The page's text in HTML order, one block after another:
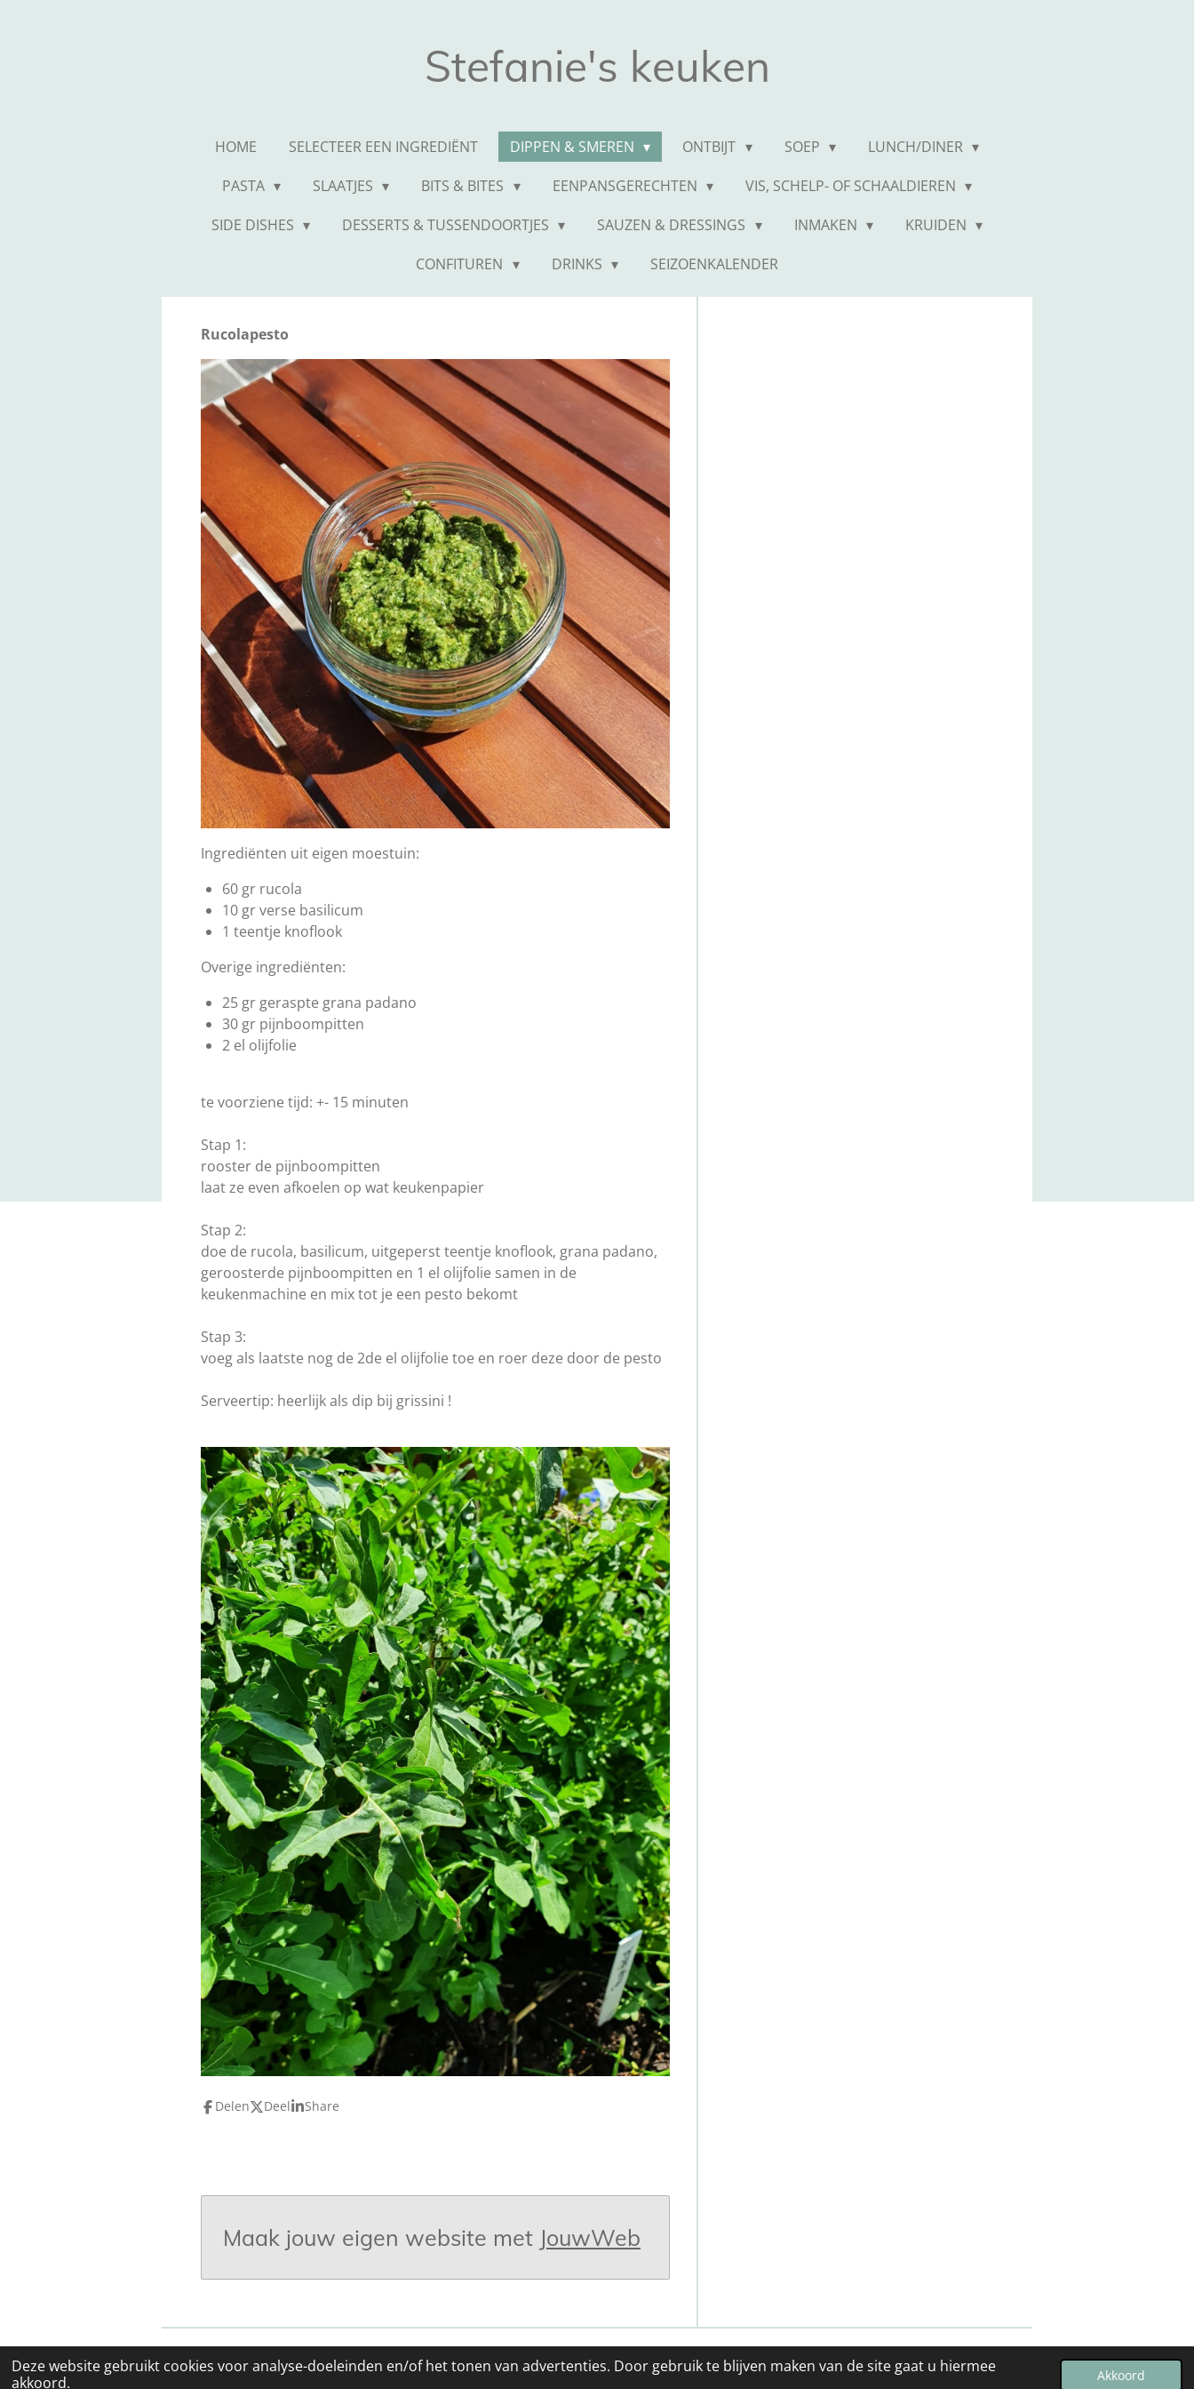
Deze website gebruikt cookies voor analyse-doeleinden en/of het tonen van advertenties. Door gebruik te blijven maken van de site gaat u hiermee
akkoord.
Akkoord
Stefanie's keuken
HOME SELECTEER EEN INGREDIËNT DIPPEN & SMEREN ONTBIJT SOEP
LUNCH/DINER
PASTA
SLAATJES BITS & BITES EENPANSGERECHTEN
VIS, SCHELP- OF SCHAALDIEREN
SIDE DISHES
DESSERTS & TUSSENDOORTJES SAUZEN & DRESSINGS INMAKEN
KRUIDEN
CONFITUREN
DRINKS SEIZOENKALENDER
Rucolapesto
Ingrediënten uit eigen moestuin:
60 gr rucola
10 gr verse basilicum
1 teentje knoflook
Overige ingrediënten:
25 gr geraspte grana padano
30 gr pijnboompitten
2 el olijfolie
te voorziene tijd: +- 15 minuten
Stap 1:
rooster de pijnboompitten
laat ze even afkoelen op wat keukenpapier
Stap 2:
doe de rucola, basilicum, uitgeperst teentje knoflook, grana padano,
geroosterde pijnboompitten en 1 el olijfolie samen in de
keukenmachine en mix tot je een pesto bekomt
Stap 3:
voeg als laatste nog de 2de el olijfolie toe en roer deze door de pesto
Serveertip: heerlijk als dip bij grissini !
Delen Deel Share
Maak jouw eigen website met JouwWeb
© 2021 - 2026 Stefanie's keuken Powered byJouwWeb